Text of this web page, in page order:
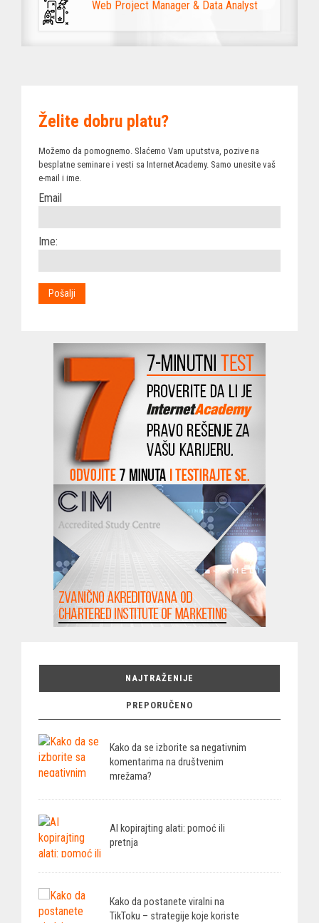
Web Project Manager & Data Analyst
Želite dobru platu?
Možemo da pomognemo. Slaćemo Vam uputstva, pozive na
besplatne seminare i vesti sa InternetAcademy. Samo unesite vaš
e-mail i ime.
Email
Ime:
NAJTRAŽENIJE
PREPORUČENO
Kako da se izborite sa negativnim
komentarima na društvenim
mrežama?
AI kopirajting alati: pomoć ili
pretnja
Kako da postanete viralni na
TikToku – strategije koje koriste